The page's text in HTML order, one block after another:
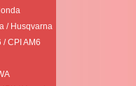
/ Husqvarna
CPI AM6